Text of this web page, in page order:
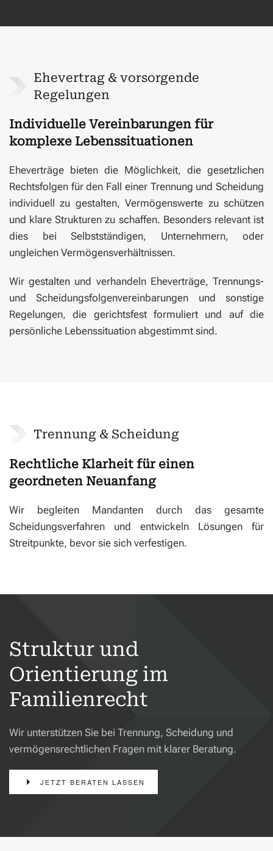
Ehevertrag & vorsorgende
Regelungen
Individuelle Vereinbarungen für
komplexe Lebenssituationen
Eheverträge bieten die Möglichkeit, die gesetzlichen
Rechtsfolgen für den Fall einer Trennung und Scheidung
individuell zu gestalten, Vermögens­werte zu schützen
und klare Strukturen zu schaffen. Besonders relevant ist
dies bei Selbstständigen, Unternehmern, oder
ungleichen Vermögens­verhältnissen.
Wir gestalten und verhandeln Eheverträge, Trennungs-
und Scheidungs­folgen­verein­barungen und sonstige
Regelungen, die gerichtsfest formuliert und auf die
persönliche Lebens­situation abgestimmt sind.
Trennung & Scheidung
Rechtliche Klarheit für einen
geordneten Neuanfang
Wir begleiten Mandanten durch das gesamte
Scheidungsverfahren und entwickeln Lösungen für
Streitpunkte, bevor sie sich verfestigen.
Struktur und
Orientierung im
Familienrecht
Wir unterstützen Sie bei Trennung, Scheidung und
vermögensrechtlichen Fragen mit klarer Beratung.
JETZT BERATEN LASSEN